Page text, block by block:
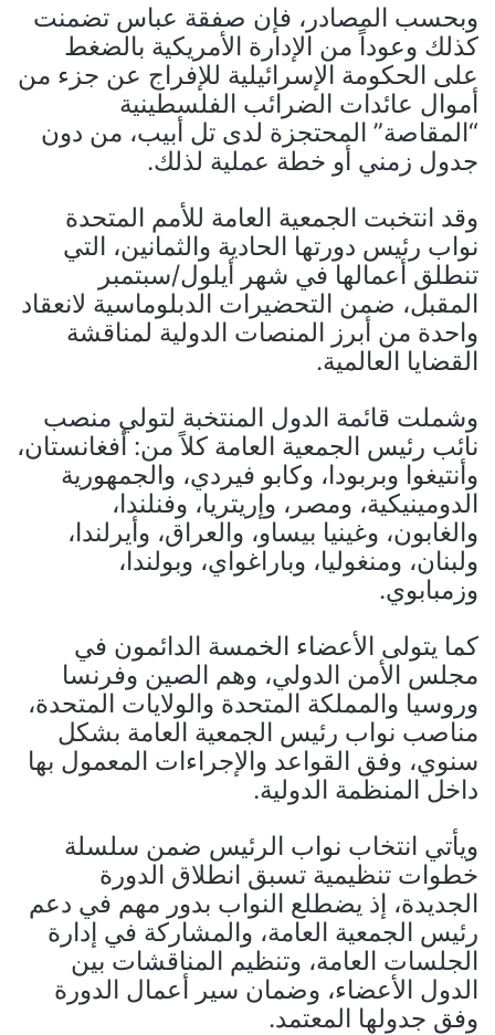
وبحسب المصادر، فإن صفقة عباس تضمنت
كذلك وعوداً من الإدارة الأمريكية بالضغط
على الحكومة الإسرائيلية للإفراج عن جزء من
أموال عائدات الضرائب الفلسطينية
“المقاصة” المحتجزة لدى تل أبيب، من دون
جدول زمني أو خطة عملية لذلك.
وقد انتخبت الجمعية العامة للأمم المتحدة
نواب رئيس دورتها الحادية والثمانين، التي
تنطلق أعمالها في شهر أيلول/سبتمبر
المقبل، ضمن التحضيرات الدبلوماسية لانعقاد
واحدة من أبرز المنصات الدولية لمناقشة
القضايا العالمية.
وشملت قائمة الدول المنتخبة لتولي منصب
نائب رئيس الجمعية العامة كلاً من: أفغانستان،
وأنتيغوا وبربودا، وكابو فيردي، والجمهورية
الدومينيكية، ومصر، وإريتريا، وفنلندا،
والغابون، وغينيا بيساو، والعراق، وأيرلندا،
ولبنان، ومنغوليا، وباراغواي، وبولندا،
وزمبابوي.
كما يتولى الأعضاء الخمسة الدائمون في
مجلس الأمن الدولي، وهم الصين وفرنسا
وروسيا والمملكة المتحدة والولايات المتحدة،
مناصب نواب رئيس الجمعية العامة بشكل
سنوي، وفق القواعد والإجراءات المعمول بها
داخل المنظمة الدولية.
ويأتي انتخاب نواب الرئيس ضمن سلسلة
خطوات تنظيمية تسبق انطلاق الدورة
الجديدة، إذ يضطلع النواب بدور مهم في دعم
رئيس الجمعية العامة، والمشاركة في إدارة
الجلسات العامة، وتنظيم المناقشات بين
الدول الأعضاء، وضمان سير أعمال الدورة
وفق جدولها المعتمد.